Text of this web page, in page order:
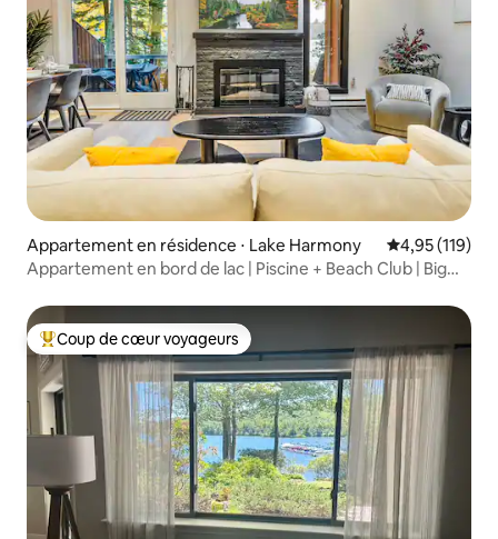
Appartement en résidence ⋅ Lake Harmony Évaluation
4,95 (119)
Appartement en bord de lac | Piscine + Beach Club | Big
Coups de cœur voyageurs les plus appréciés
Coup de cœur voyageurs